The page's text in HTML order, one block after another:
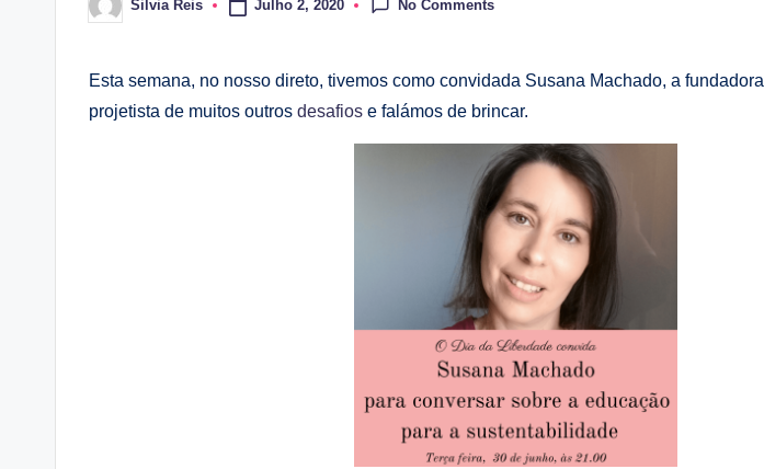
Posted
by
Silvia Reis Julho 2, 2020 No Comments
Esta semana, no nosso direto, tivemos como convidada Susana Machado, a fundadora
projetista de muitos outros desafios e falámos de brincar.